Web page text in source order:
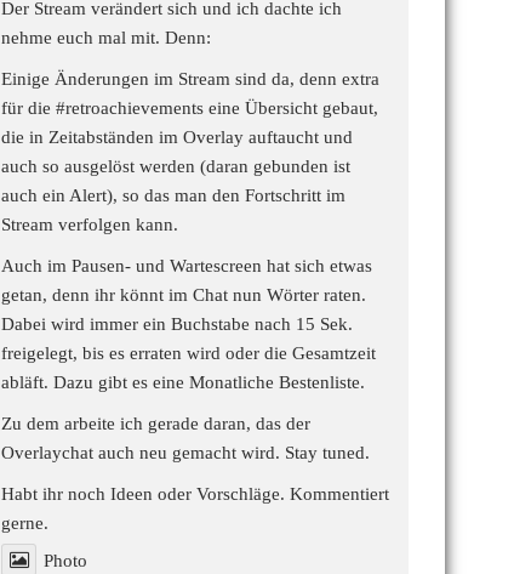
Der Stream verändert sich und ich dachte ich
nehme euch mal mit. Denn:
Einige Änderungen im Stream sind da, denn extra
für die #retroachievements eine Übersicht gebaut,
die in Zeitabständen im Overlay auftaucht und
auch so ausgelöst werden (daran gebunden ist
auch ein Alert), so das man den Fortschritt im
Stream verfolgen kann.
Auch im Pausen- und Wartescreen hat sich etwas
getan, denn ihr könnt im Chat nun Wörter raten.
Dabei wird immer ein Buchstabe nach 15 Sek.
freigelegt, bis es erraten wird oder die Gesamtzeit
abläft. Dazu gibt es eine Monatliche Bestenliste.
Zu dem arbeite ich gerade daran, das der
Overlaychat auch neu gemacht wird. Stay tuned.
Habt ihr noch Ideen oder Vorschläge. Kommentiert
gerne.
Photo